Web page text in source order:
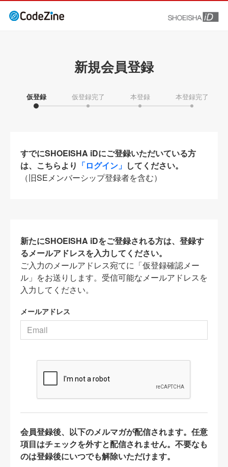
新規会員登録
仮登録 仮登録完了 本登録 本登録完了
すでにSHOEISHA iDにご登録いただいている方
は、こちらより 「ログイン」 してください。
（旧SEメンバーシップ登録者を含む）
新たにSHOEISHA iDをご登録される方は、登録す
るメールアドレスを入力してください。
ご入力のメールアドレス宛てに「仮登録確認メー
ル」をお送りします。受信可能なメールアドレスを
入力してください。
メールアドレス
会員登録後、以下のメルマガが配信されます。任意
項目はチェックを外すと配信されません。不要なも
のは登録後にいつでも解除いただけます。